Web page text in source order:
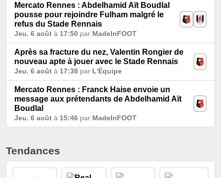
Mercato Rennes : Abdelhamid Aït Boudlal
pousse pour rejoindre Fulham malgré le
refus du Stade Rennais
Jeu. 6 août à 17:50 par MadeInFOOT
Après sa fracture du nez, Valentin Rongier de
nouveau apte à jouer avec le Stade Rennais
Jeu. 6 août à 17:38 par L'Équipe
Mercato Rennes : Franck Haise envoie un
message aux prétendants de Abdelhamid Aït
Boudlal
Jeu. 6 août à 15:46 par MadeInFOOT
Tendances